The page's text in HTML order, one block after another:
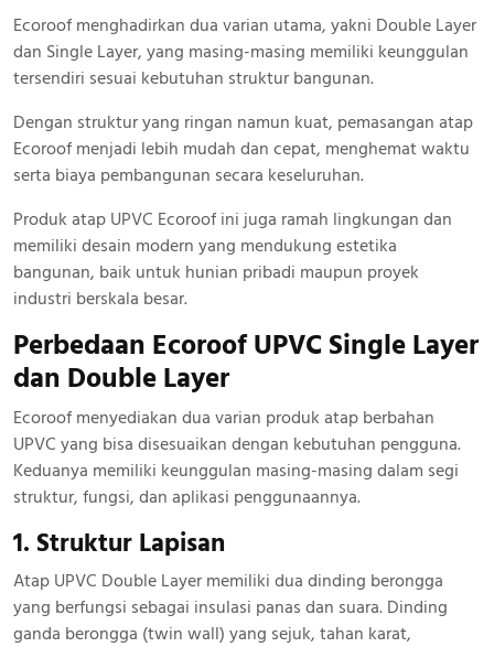
Ecoroof menghadirkan dua varian utama, yakni Double Layer
dan Single Layer, yang masing-masing memiliki keunggulan
tersendiri sesuai kebutuhan struktur bangunan.
Dengan struktur yang ringan namun kuat, pemasangan atap
Ecoroof menjadi lebih mudah dan cepat, menghemat waktu
serta biaya pembangunan secara keseluruhan.
Produk atap UPVC Ecoroof ini juga ramah lingkungan dan
memiliki desain modern yang mendukung estetika
bangunan, baik untuk hunian pribadi maupun proyek
industri berskala besar.
Perbedaan Ecoroof UPVC Single Layer
dan Double Layer
Ecoroof menyediakan dua varian produk atap berbahan
UPVC yang bisa disesuaikan dengan kebutuhan pengguna.
Keduanya memiliki keunggulan masing-masing dalam segi
struktur, fungsi, dan aplikasi penggunaannya.
1. Struktur Lapisan
Atap UPVC Double Layer memiliki dua dinding berongga
yang berfungsi sebagai insulasi panas dan suara. Dinding
ganda berongga (twin wall) yang sejuk, tahan karat,